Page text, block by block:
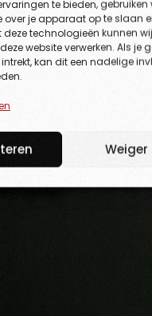
te bieden,
je apparaat op te slaan
technologieën kunnen
website verwerken. Als
kan dit een nadelige
Weiger